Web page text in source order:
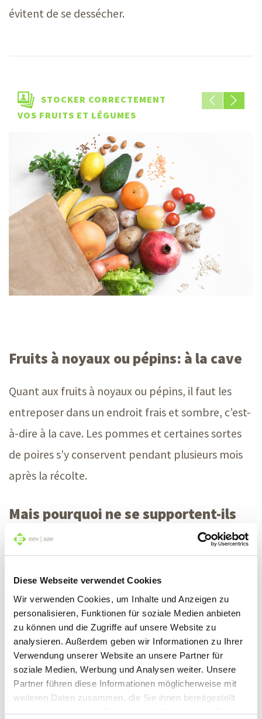
Diese Webseite verwendet Cookies
Wir verwenden Cookies, um Inhalte und Anzeigen zu
personalisieren, Funktionen für soziale Medien anbieten
zu können und die Zugriffe auf unsere Website zu
analysieren. Außerdem geben wir Informationen zu Ihrer
Verwendung unserer Website an unsere Partner für
soziale Medien, Werbung und Analysen weiter. Unsere
Partner führen diese Informationen möglicherweise mit
weiteren Daten zusammen, die Sie ihnen bereitgestellt
haben oder die sie im Rahmen Ihrer Nutzung der Dienste
évitent de se dessécher.
STOCKER CORRECTEMENT
VOS FRUITS ET LÉGUMES
Fruits à noyaux ou pépins: à la cave
Quant aux fruits à noyaux ou pépins, il faut les
entreposer dans un endroit frais et sombre, c’est-
à-dire à la cave. Les pommes et certaines sortes
de poires s’y conservent pendant plusieurs mois
après la récolte.
Mais pourquoi ne se supportent-ils
pas?
critère déterminant en matière de conservation
de fruits et légumes. Certaines sortes de fruits et
de légumes ne se supportent pas en raison de
l’éthylène. Il s’agit d’un gaz de maturation, aussi
appelé hormone végétale. De nombreux fruits et
légumes laissent échapper ce gaz, lequel accélère
le processus de maturation de leurs congénères